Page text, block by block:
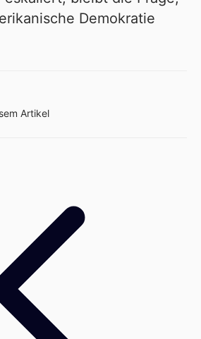
Demokratie
Artikel